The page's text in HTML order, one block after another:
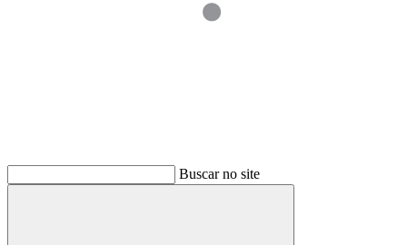
Buscar no site